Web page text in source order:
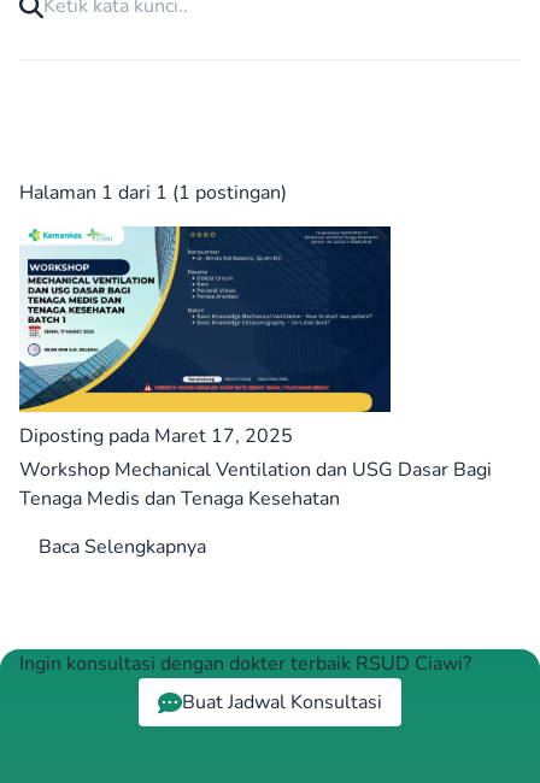
Halaman 1 dari 1 (1 postingan)
Diposting pada Maret 17, 2025
Workshop Mechanical Ventilation dan USG Dasar Bagi
Tenaga Medis dan Tenaga Kesehatan
Baca Selengkapnya
Ingin konsultasi dengan dokter terbaik RSUD Ciawi?
Buat Jadwal Konsultasi